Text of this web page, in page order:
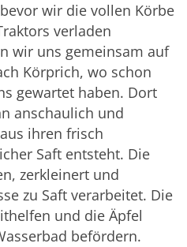
wir die vollen Körbe
verladen
wir uns gemeinsam auf
Körprich, wo schon
gewartet haben. Dort
anschaulich und
ihren frisch
Saft entsteht. Die
zerkleinert und
zu Saft verarbeitet. Die
und die Äpfel
befördern.